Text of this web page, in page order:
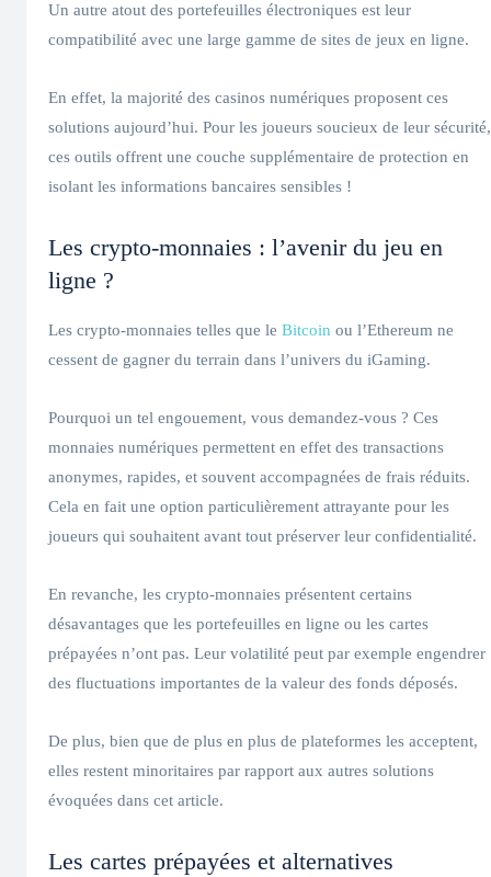
Un autre atout des portefeuilles électroniques est leur
compatibilité avec une large gamme de sites de jeux en ligne.
En effet, la majorité des casinos numériques proposent ces
solutions aujourd’hui. Pour les joueurs soucieux de leur sécurité,
ces outils offrent une couche supplémentaire de protection en
isolant les informations bancaires sensibles !
Les crypto-monnaies : l’avenir du jeu en
ligne ?
Les crypto-monnaies telles que le Bitcoin ou l’Ethereum ne
cessent de gagner du terrain dans l’univers du iGaming.
Pourquoi un tel engouement, vous demandez-vous ? Ces
monnaies numériques permettent en effet des transactions
anonymes, rapides, et souvent accompagnées de frais réduits.
Cela en fait une option particulièrement attrayante pour les
joueurs qui souhaitent avant tout préserver leur confidentialité.
En revanche, les crypto-monnaies présentent certains
désavantages que les portefeuilles en ligne ou les cartes
prépayées n’ont pas. Leur volatilité peut par exemple engendrer
des fluctuations importantes de la valeur des fonds déposés.
De plus, bien que de plus en plus de plateformes les acceptent,
elles restent minoritaires par rapport aux autres solutions
évoquées dans cet article.
Les cartes prépayées et alternatives